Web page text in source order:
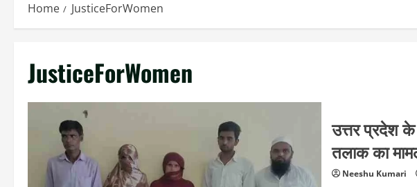
Home JusticeForWomen
JusticeForWomen
उत्तर प्रदेश
तलाक का
Neeshu Kumari